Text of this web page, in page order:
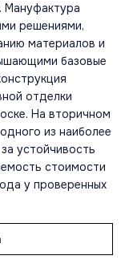
Мануфактура
решениями,
материалов и
базовые
отделки
На вторичном
из наиболее
устойчивость
стоимости
у проверенных